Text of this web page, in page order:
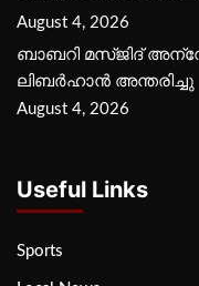
August 4, 2026
ബാബറി മസ്ജിദ്
ലിബര്‍ഹാന്‍ അന്തരിച്ചു
August 4, 2026
Useful Links
Sports